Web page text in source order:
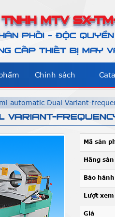
MTV SX-
PHỐI - ĐỘC
CẤP THIẾT BỊ MAY
Chính sách
automatic Dual Variant-
VARIANT-
Mã sản
Hãng
Bảo hành
Lượt xem
Giá